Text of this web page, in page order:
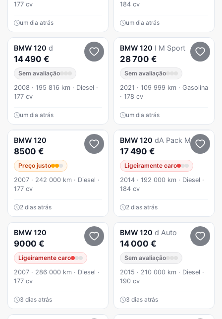
177 cv
um dia atrás
184 cv
um dia atrás
BMW 120 d
14 490 €
Sem avaliação
2008 · 195 816 km · Diesel ·
177 cv
um dia atrás
BMW 120 I M Sport
28 700 €
Sem avaliação
2021 · 109 999 km · Gasolina
· 178 cv
um dia atrás
BMW 120
8500 €
Preço justo
2007 · 242 000 km · Diesel ·
177 cv
2 dias atrás
BMW 120 dA Pack M
17 490 €
Ligeiramente caro
2014 · 192 000 km · Diesel ·
184 cv
2 dias atrás
BMW 120
9000 €
Ligeiramente caro
2007 · 286 000 km · Diesel ·
177 cv
3 dias atrás
BMW 120 d Auto
14 000 €
Sem avaliação
2015 · 210 000 km · Diesel ·
190 cv
3 dias atrás